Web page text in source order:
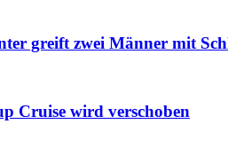
greift zwei Männer mit
Cruise wird verschoben